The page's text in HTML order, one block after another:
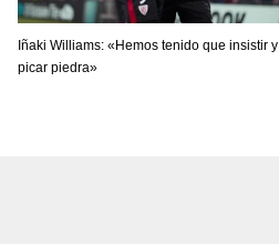
Iñaki Williams: «Hemos tenido que insistir y
picar piedra»